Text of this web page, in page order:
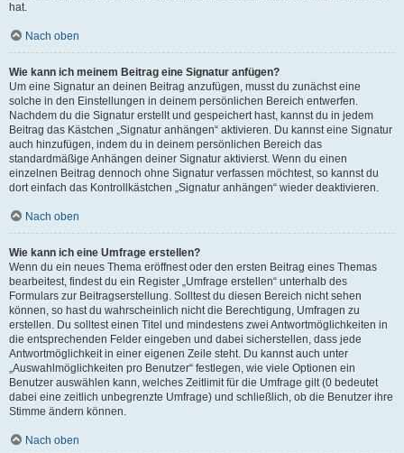
hat.
Nach oben
Wie kann ich meinem Beitrag eine Signatur anfügen?
Um eine Signatur an deinen Beitrag anzufügen, musst du zunächst eine
solche in den Einstellungen in deinem persönlichen Bereich entwerfen.
Nachdem du die Signatur erstellt und gespeichert hast, kannst du in jedem
Beitrag das Kästchen „Signatur anhängen“ aktivieren. Du kannst eine Signatur
auch hinzufügen, indem du in deinem persönlichen Bereich das
standardmäßige Anhängen deiner Signatur aktivierst. Wenn du einen
einzelnen Beitrag dennoch ohne Signatur verfassen möchtest, so kannst du
dort einfach das Kontrollkästchen „Signatur anhängen“ wieder deaktivieren.
Nach oben
Wie kann ich eine Umfrage erstellen?
Wenn du ein neues Thema eröffnest oder den ersten Beitrag eines Themas
bearbeitest, findest du ein Register „Umfrage erstellen“ unterhalb des
Formulars zur Beitragserstellung. Solltest du diesen Bereich nicht sehen
können, so hast du wahrscheinlich nicht die Berechtigung, Umfragen zu
erstellen. Du solltest einen Titel und mindestens zwei Antwortmöglichkeiten in
die entsprechenden Felder eingeben und dabei sicherstellen, dass jede
Antwortmöglichkeit in einer eigenen Zeile steht. Du kannst auch unter
„Auswahlmöglichkeiten pro Benutzer“ festlegen, wie viele Optionen ein
Benutzer auswählen kann, welches Zeitlimit für die Umfrage gilt (0 bedeutet
dabei eine zeitlich unbegrenzte Umfrage) und schließlich, ob die Benutzer ihre
Stimme ändern können.
Nach oben